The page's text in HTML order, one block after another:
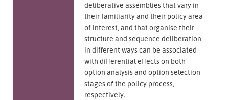
deliberative assemblies that vary in
their familiarity and their policy area
of interest, and that organise their
structure and sequence deliberation
in different ways can be associated
with differential effects on both
option analysis and option selection
stages of the policy process,
respectively.